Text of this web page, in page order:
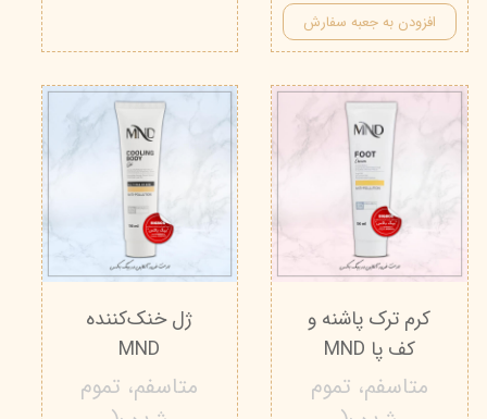
افزودن به جعبه سفارش
کرم ترک پاشنه و
کف پا MND
متاسفم، تموم
ژل خنک‌کننده
MND
متاسفم، تموم